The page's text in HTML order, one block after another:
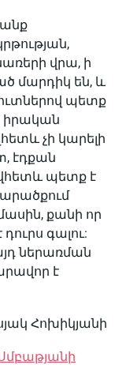
վրա, ի
մարդիկ են, և
պետք
իրական
չի կարելի
էդքան
պետք է
քանի որ
գալու:
ներառման
է
Հոխիկյանի